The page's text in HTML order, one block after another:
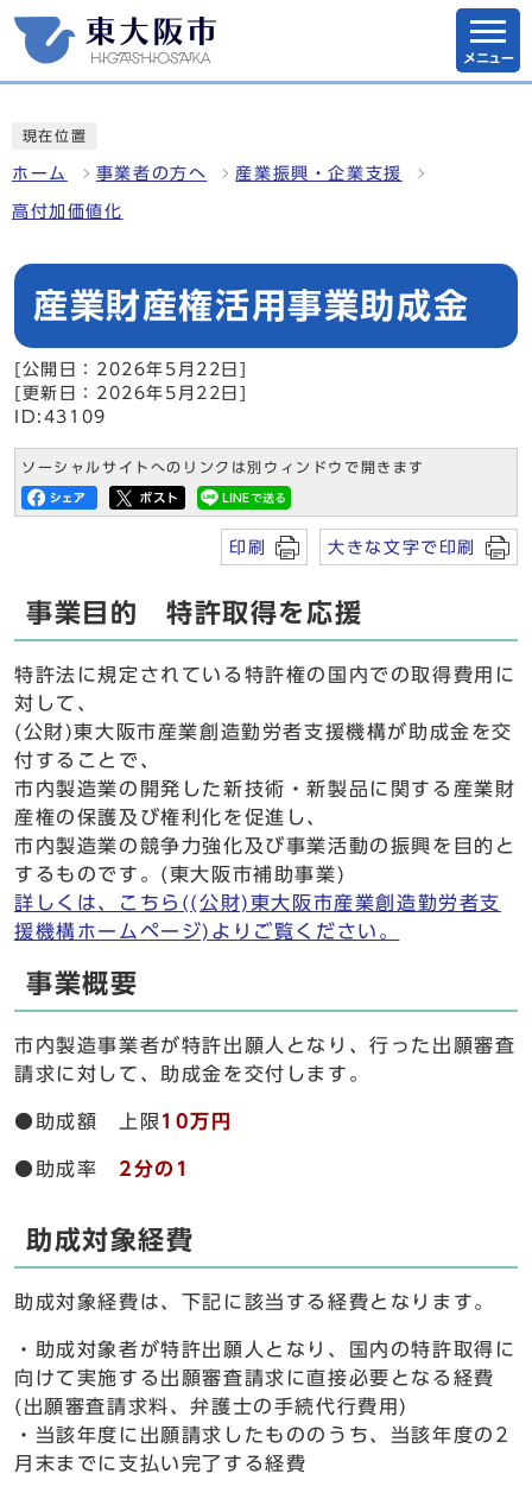
メニュー
現在位置
ホーム 事業者の方へ 産業振興・企業支援
高付加価値化
産業財産権活用事業助成金
[公開日：2026年5月22日]
[更新日：2026年5月22日]
ID:43109
ソーシャルサイトへのリンクは別ウィンドウで開きます
印刷 大きな文字で印刷
事業目的 特許取得を応援
特許法に規定されている特許権の国内での取得費用に
対して、
(公財)東大阪市産業創造勤労者支援機構が助成金を交
付することで、
市内製造業の開発した新技術・新製品に関する産業財
産権の保護及び権利化を促進し、
市内製造業の競争力強化及び事業活動の振興を目的と
するものです。(東大阪市補助事業)
詳しくは、こちら((公財)東大阪市産業創造勤労者支
援機構ホームページ)よりご覧ください。
事業概要
市内製造事業者が特許出願人となり、行った出願審査
請求に対して、助成金を交付します。
●助成額 上限10万円
●助成率 2分の1
助成対象経費
助成対象経費は、下記に該当する経費となります。
・助成対象者が特許出願人となり、国内の特許取得に
向けて実施する出願審査請求に直接必要となる経費
(出願審査請求料、弁護士の手続代行費用)
・当該年度に出願請求したもののうち、当該年度の2
月末までに支払い完了する経費